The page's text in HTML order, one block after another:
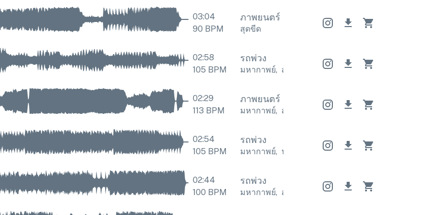
03:04
90 BPM
ภาพยนตร์ ภาพยนตร์ ภาพยนตร์
สุดขีด
02:58
105 BPM
รถพ่วง
มหากาพย์, สยองขวัญ มหากาพย์ สยองขวัญ
02:29
113 BPM
ภาพยนตร์ ภาพยนตร์ ภาพยนตร์
มหากาพย์, สยองขวัญ มหากาพย์ สยองขวัญ
02:54
105 BPM
รถพ่วง
มหากาพย์, น่าทึ่ง มหากาพย์ , น่าทึ่ง
02:44
100 BPM
รถพ่วง
มหากาพย์, สร้างแรงบันดาลใจ มหากาพย์